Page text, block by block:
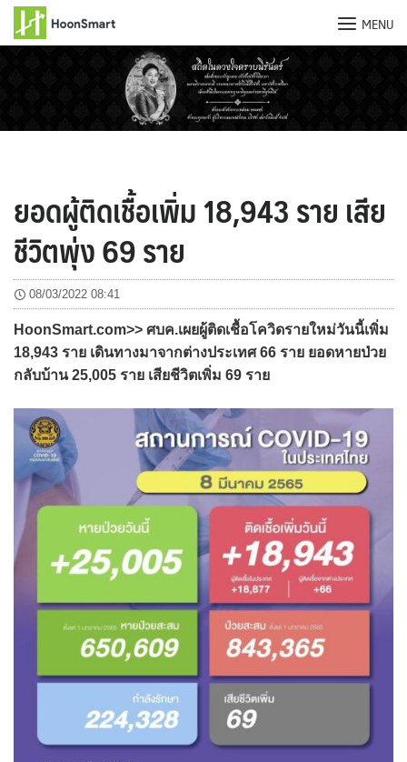
MENU
ยอดผู้ติดเชื้อเพิ่ม 18,943 ราย เสีย
ชีวิตพุ่ง 69 ราย
08/03/2022 08:41
HoonSmart.com>> ศบค.เผยผู้ติดเชื้อโควิดรายใหม่วันนี้เพิ่ม
18,943 ราย เดินทางมาจากต่างประเทศ 66 ราย ยอดหายป่วย
กลับบ้าน 25,005 ราย เสียชีวิตเพิ่ม 69 ราย